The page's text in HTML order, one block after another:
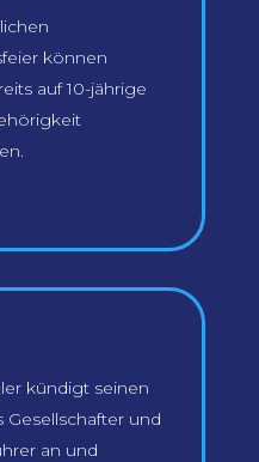
können
auf 10-jährige
kündigt seinen
Gesellschafter und
an und